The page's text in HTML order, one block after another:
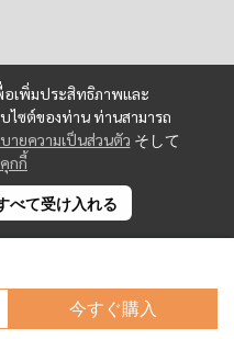
今すぐ購入
อเพิ่มประสิทธิภาพและ
ไซต์ของท่าน ท่านสามารถ
ายความเป็นส่วนตัว そして
กกี้
べて受け入れる
2,596